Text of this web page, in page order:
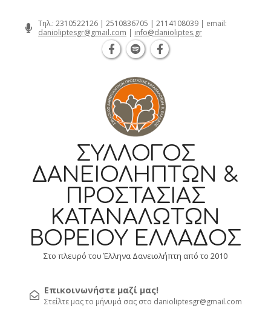
Τηλ.: 2310522126 | 2510836705 | 2114108039 | email:
danioliptesgr@gmail.com | info@danioliptes.gr
ΣΎΛΛΟΓΟΣ
ΔΑΝΕΙΟΛΗΠΤΏΝ &
ΠΡΟΣΤΑΣΊΑΣ
ΚΑΤΑΝΑΛΩΤΏΝ
ΒΟΡΕΊΟΥ ΕΛΛΆΔΟΣ
Στο πλευρό του Έλληνα Δανειολήπτη από το 2010
Επικοινωνήστε μαζί μας!
Στείλτε μας το μήνυμά σας στο danioliptesgr@gmail.com